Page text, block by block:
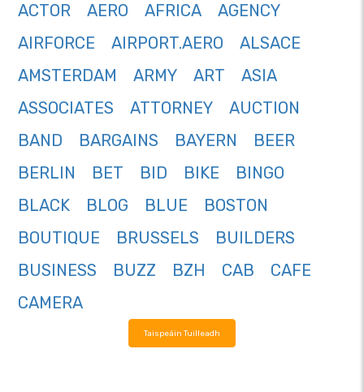
ACTOR
AERO AFRICA
AGENCY
AIRFORCE
AIRPORT.AERO
ALSACE
AMSTERDAM
ARMY ART
ASIA
ASSOCIATES
ATTORNEY
AUCTION
BAND
BARGAINS BAYERN
BEER
BERLIN
BET BID BIKE
BINGO
BLACK
BLOG BLUE
BOSTON
BOUTIQUE
BRUSSELS
BUILDERS
BUSINESS
BUZZ BZH CAB
CAFE
CAMERA
Taispeáin Tuilleadh